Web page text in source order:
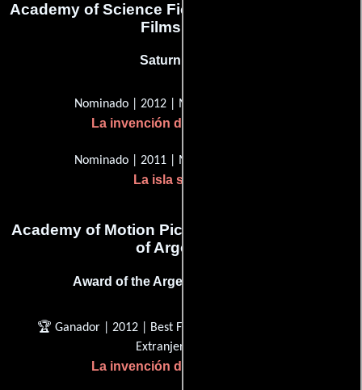
Academy of Science Fiction, Fantasy & Horror
Films, USA
Saturn Award
Nominado | 2012 | Mejor director
La invención de Hugo Cabret
Nominado | 2011 | Mejor director
La isla siniestra
Academy of Motion Picture Arts and Sciences
of Argentina
Award of the Argentinean Academy
🏆 Ganador | 2012 | Best Foreign Film (Mejor Película
Extranjera)
La invención de Hugo Cabret